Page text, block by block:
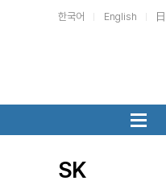
한국어 English
SK